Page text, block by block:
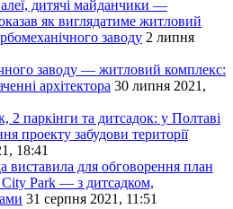
дитячі майданчики —
як виглядатиме житловий
заводу 2 липня
заводу — житловий комплекс:
архітектора 30 липня 2021,
2 паркінги та дитсадок: у Полтаві
проекту забудови території
18:41
виставила для обговорення план
Park — з дитсадком,
31 серпня 2021, 11:51